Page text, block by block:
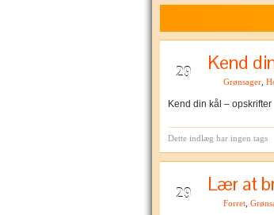
29 Kend
Grønsager
Kend din kål – opskrifter
Dette indlæg har ingen tags
29 Lær at
Forret